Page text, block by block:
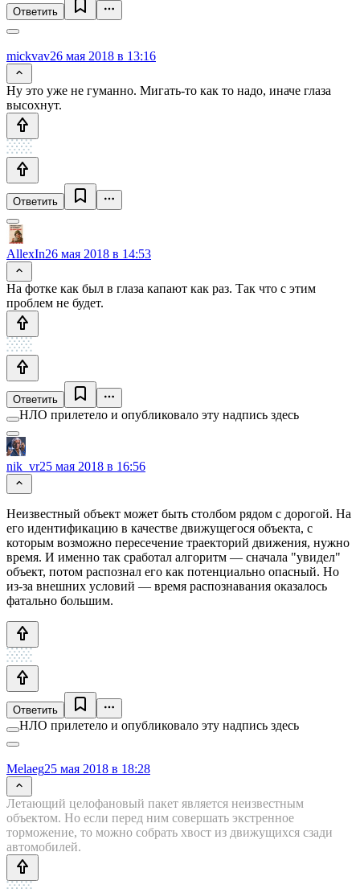
Ответить
mickvav26 мая 2018 в 13:16
Ну это уже не гуманно. Мигать-то как то надо, иначе глаза
высохнут.
Ответить
AllexIn26 мая 2018 в 14:53
На фотке как был в глаза капают как раз. Так что с этим
проблем не будет.
Ответить
НЛО прилетело и опубликовало эту надпись здесь
nik_vr25 мая 2018 в 16:56
Неизвестный объект может быть столбом рядом с дорогой. На
его идентификацию в качестве движущегося объекта, с
которым возможно пересечение траекторий движения, нужно
время. И именно так сработал алгоритм — сначала "увидел"
объект, потом распознал его как потенциально опасный. Но
из-за внешних условий — время распознавания оказалось
фатально большим.
Ответить
НЛО прилетело и опубликовало эту надпись здесь
Melaeg25 мая 2018 в 18:28
Летающий целофановый пакет является неизвестным
объектом. Но если перед ним совершать экстренное
торможение, то можно собрать хвост из движущихся сзади
автомобилей.